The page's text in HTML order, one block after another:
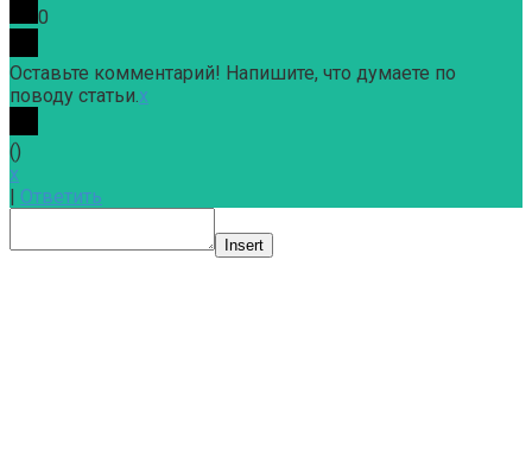
0
Оставьте комментарий! Напишите, что думаете по
поводу статьи.x
()
x
| Ответить
Insert